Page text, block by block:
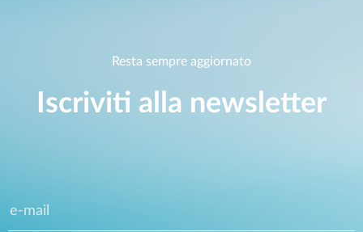
Resta sempre aggiornato
Iscriviti alla newsletter